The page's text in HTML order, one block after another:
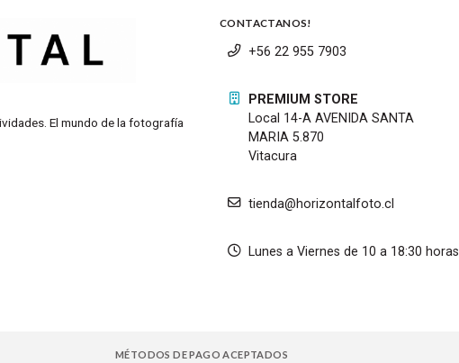
El mundo de la fotografía
CONTACTANOS!
+56 22 955 7903
PREMIUM STORE
Local 14-A AVENIDA SANTA
MARIA 5.870
Vitacura
tienda@horizontalfoto.cl
Lunes a Viernes de 10 a 18:30 horas
MÉTODOS DE PAGO ACEPTADOS